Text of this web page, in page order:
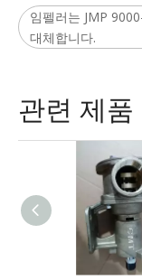
임펠러는 JMP
대체합니다.
관련 제품